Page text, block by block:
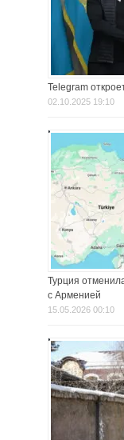
Telegram
02.10.2025 19:10
Турция
с Арменией
15.05.2026 00:10